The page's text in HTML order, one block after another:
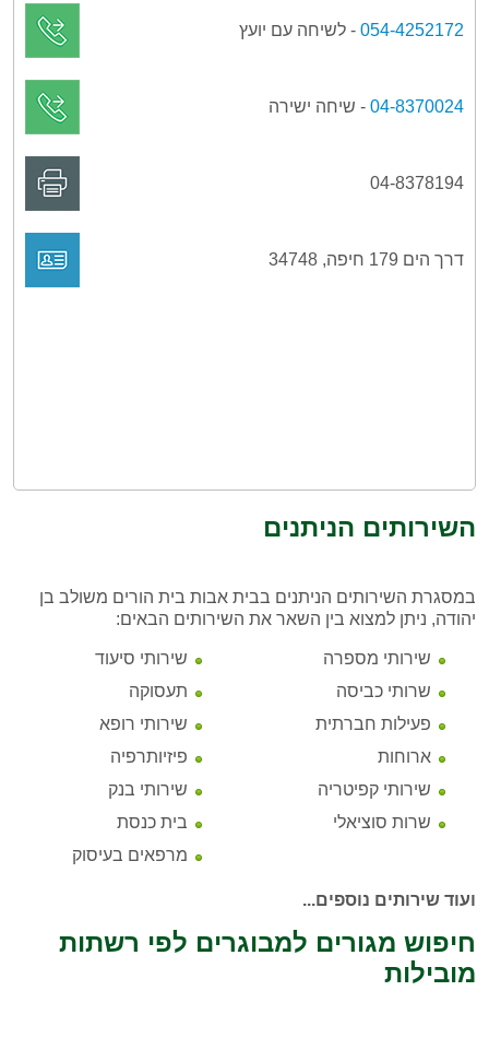
054-4252172 - לשיחה עם יועץ
04-8370024 - שיחה ישירה
04-8378194
דרך הים 179 חיפה, 34748
השירותים הניתנים
במסגרת השירותים הניתנים בבית אבות בית הורים משולב בן
יהודה, ניתן למצוא בין השאר את השירותים הבאים:
שירותי מספרה
שרותי כביסה
פעילות חברתית
ארוחות
שירותי קפיטריה
שרות סוציאלי
שירותי סיעוד
תעסוקה
שירותי רופא
פיזיותרפיה
שירותי בנק
בית כנסת
מרפאים בעיסוק
ועוד שירותים נוספים...
חיפוש מגורים למבוגרים לפי רשתות
מובילות